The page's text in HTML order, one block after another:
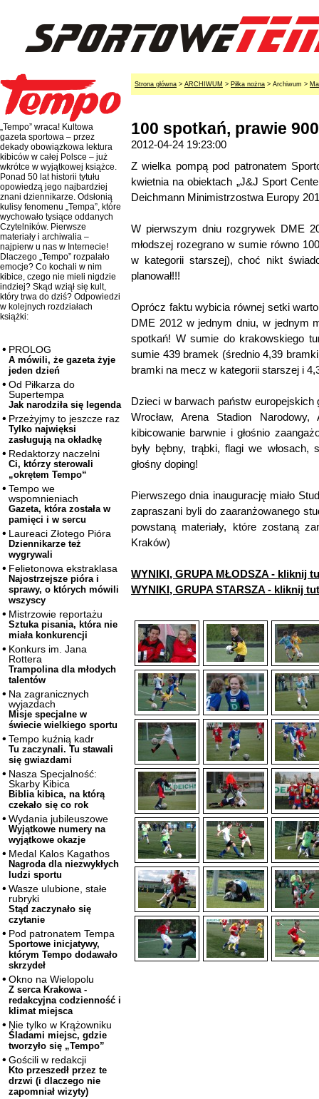
„Tempo” wraca! Kultowa
gazeta sportowa – przez
dekady obowiązkowa lektura
kibiców w całej Polsce – już
wkrótce w wyjątkowej książce.
Ponad 50 lat historii tytułu
opowiedzą jego najbardziej
znani dziennikarze. Odsłonią
kulisy fenomenu „Tempa”, które
wychowało tysiące oddanych
Czytelników. Pierwsze
materiały i archiwalia –
najpierw u nas w Internecie!
Dlaczego „Tempo” rozpalało
emocje? Co kochali w nim
kibice, czego nie mieli nigdzie
indziej? Skąd wziął się kult,
który trwa do dziś? Odpowiedzi
w kolejnych rozdziałach
książki:
PROLOG
A mówili, że gazeta żyje
jeden dzień
Od Piłkarza do
Supertempa
Jak narodziła się legenda
Przeżyjmy to jeszcze raz
Tylko najwięksi
zasługują na okładkę
Redaktorzy naczelni
Ci, którzy sterowali
„okrętem Tempo“
Tempo we
wspomnieniach
Gazeta, która została w
pamięci i w sercu
Laureaci Złotego Pióra
Dziennikarze też
wygrywali
Felietonowa ekstraklasa
Najostrzejsze pióra i
sprawy, o których mówili
wszyscy
Mistrzowie reportażu
Sztuka pisania, która nie
miała konkurencji
Konkurs im. Jana
Rottera
Trampolina dla młodych
talentów
Na zagranicznych
wyjazdach
Misje specjalne w
świecie wielkiego sportu
Tempo kuźnią kadr
Tu zaczynali. Tu stawali
się gwiazdami
Nasza Specjalność:
Skarby Kibica
Biblia kibica, na którą
czekało się co rok
Wydania jubileuszowe
Wyjątkowe numery na
wyjątkowe okazje
Medal Kalos Kagathos
Nagroda dla niezwykłych
ludzi sportu
Wasze ulubione, stałe
rubryki
Stąd zaczynało się
czytanie
Pod patronatem Tempa
Sportowe inicjatywy,
którym Tempo dodawało
skrzydeł
Okno na Wielopolu
Z serca Krakowa -
redakcyjna codzienność i
klimat miejsca
Nie tylko w Krążowniku
Śladami miejsc, gdzie
tworzyło się „Tempo”
Gościli w redakcji
Kto przeszedł przez te
drzwi (i dlaczego nie
zapomniał wizyty)
Strona główna > ARCHIWUM > Piłka nożna > Archiwum >
100 spotkań, prawie
2012-04-24 19:23:00
Z wielka pompą pod patronatem
kwietnia na obiektach „J&J Sport
Deichmann Minimistrzostwa Europy
W pierwszym dniu rozgrywek DME
młodszej rozegrano w sumie równo
w kategorii starszej), choć nikt
planował!!!
Oprócz faktu wybicia równej setki
DME 2012 w jednym dniu, w jednym
spotkań! W sumie do krakowskiego
sumie 439 bramek (średnio 4,39
bramki na mecz w kategorii starszej i
Dzieci w barwach państw europejskich
Wrocław, Arena Stadion
kibicowanie barwnie i głośnio
były bębny, trąbki, flagi we
głośny doping!
Pierwszego dnia inaugurację miało
zapraszani byli do zaaranżowanego
powstaną materiały, które zostaną
Kraków)
WYNIKI, GRUPA MŁODSZA - kliknij
WYNIKI, GRUPA STARSZA - kliknij